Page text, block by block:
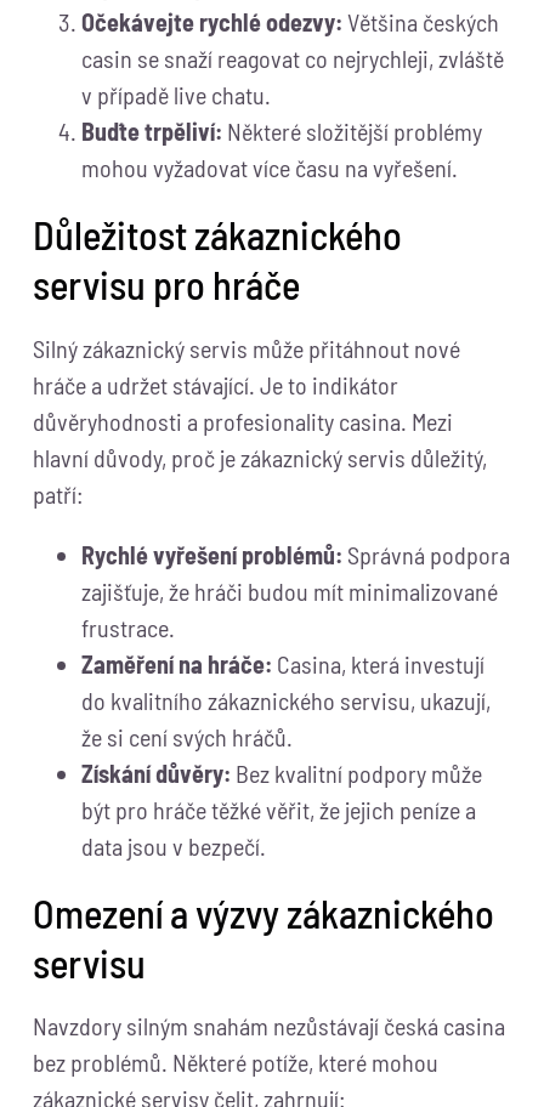
Očekávejte rychlé odezvy: Většina českých
casin se snaží reagovat co nejrychleji, zvláště
v případě live chatu.
Buďte trpěliví: Některé složitější problémy
mohou vyžadovat více času na vyřešení.
Důležitost zákaznického
servisu pro hráče
Silný zákaznický servis může přitáhnout nové
hráče a udržet stávající. Je to indikátor
důvěryhodnosti a profesionality casina. Mezi
hlavní důvody, proč je zákaznický servis důležitý,
patří:
Rychlé vyřešení problémů: Správná podpora
zajišťuje, že hráči budou mít minimalizované
frustrace.
Zaměření na hráče: Casina, která investují
do kvalitního zákaznického servisu, ukazují,
že si cení svých hráčů.
Získání důvěry: Bez kvalitní podpory může
být pro hráče těžké věřit, že jejich peníze a
data jsou v bezpečí.
Omezení a výzvy zákaznického
servisu
Navzdory silným snahám nezůstávají česká casina
bez problémů. Některé potíže, které mohou
zákaznické servisy čelit, zahrnují: